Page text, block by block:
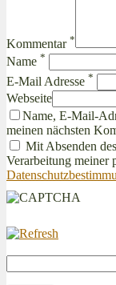
Kommentar *
Name *
E-Mail Adresse *
Webseite
Name, E-Mail-
meinen nächsten
Mit Absenden
Verarbeitung meiner